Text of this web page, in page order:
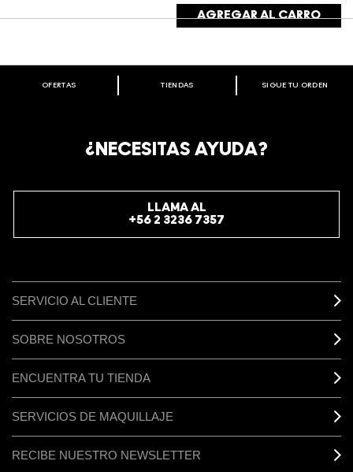
AGREGAR AL CARRO
BIENVENIDO A M·A·C COSMETICS
REGÍSTRATE AHORA PARA RECIBIR INFORMACIÓN
OFERTAS TIENDAS SIGUE TU ORDEN
¿NECESITAS AYUDA?
LLAMA AL
+56 2 3236 7357
SERVICIO AL CLIENTE
SOBRE NOSOTROS
ENCUENTRA TU TIENDA
SERVICIOS DE MAQUILLAJE
RECIBE NUESTRO NEWSLETTER